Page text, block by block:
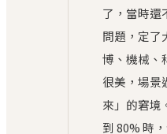
了，當時還
問題，定了
博、機械
很美，場景
來」的窘境
到 80% 時